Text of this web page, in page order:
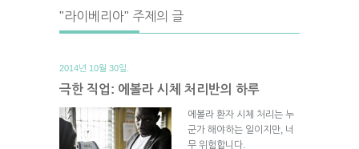
"라이베리아" 주제의 글
2014년 10월 30일.
극한 직업: 에볼라 시체 처리반의 하루
에볼라 환자 시체 처리는 누
군가 해야하는 일이지만, 너
무 위험합니다.